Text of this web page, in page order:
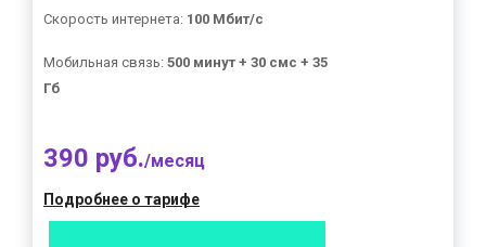
Скорость интернета: 100 Мбит/с
Мобильная связь: 500 минут + 30 смс + 35
Гб
390 руб./месяц
Подробнее о тарифе